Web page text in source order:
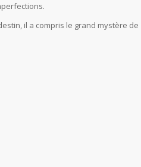
il a compris le grand mystère de